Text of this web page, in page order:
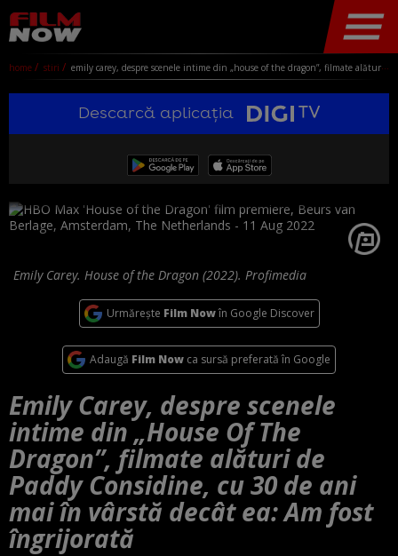
home stiri emily carey, despre scenele intime din „house of the dragon”, filmate alături de paddy considine, cu 30 de ani mai în vârstă decât ea: am fost îngrijorată
Descarcă aplicația
Emily Carey. House of the Dragon (2022). Profimedia
Urmărește Film Nowîn Google Discover
Adaugă Film Now ca sursă preferată în Google
Emily Carey, despre scenele
intime din „House Of The
Dragon”, filmate alături de
Paddy Considine, cu 30 de ani
mai în vârstă decât ea: Am fost
îngrijorată